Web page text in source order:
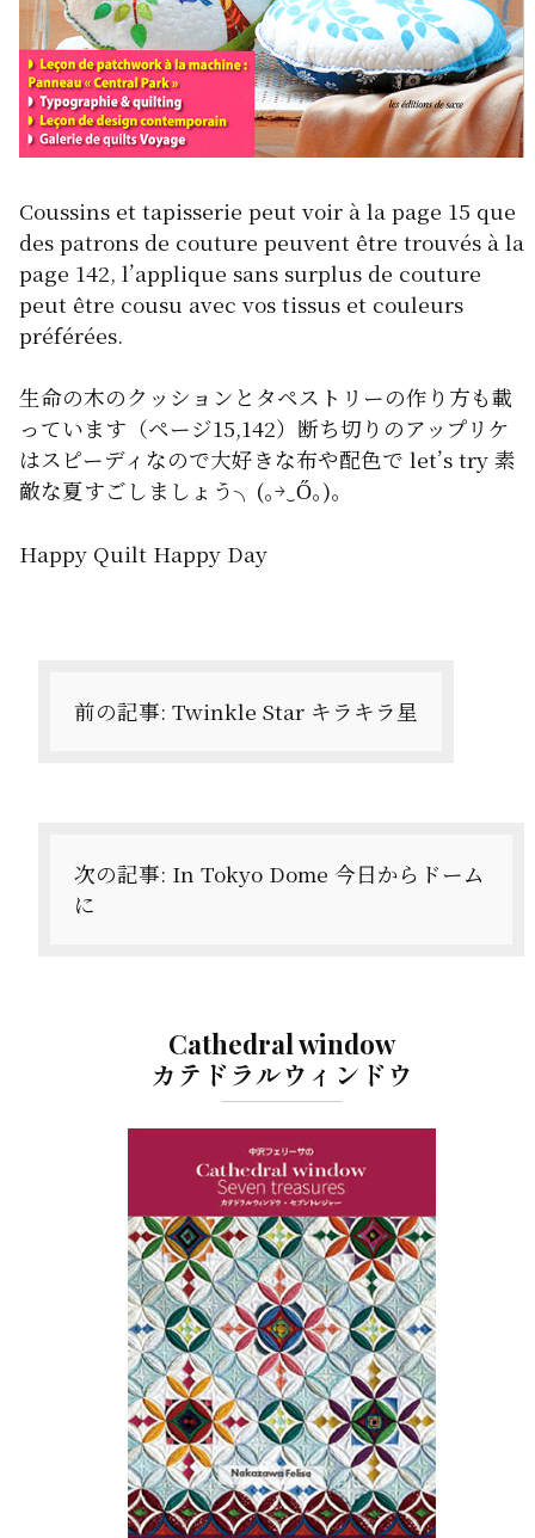
Coussins et tapisserie peut voir à la page 15 que
des patrons de couture peuvent être trouvés à la
page 142, l’applique sans surplus de couture
peut être cousu avec vos tissus et couleurs
préférées.
生命の木のクッションとタペストリーの作り方も載
っています（ページ15,142）断ち切りのアップリケ
はスピーディなので大好きな布や配色で let’s try 素
敵な夏すごしましょう╮(｡￫‿Ő｡)。
Happy Quilt Happy Day
前の記事: Twinkle Star キラキラ星
次の記事: In Tokyo Dome 今日からドーム
に
Cathedral window
カテドラルウィンドウ